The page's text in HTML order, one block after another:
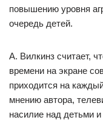
повышению уровня
очередь детей.
А. Вилкинз считает,
времени на экране
приходится на
мнению автора,
насилие над детьми